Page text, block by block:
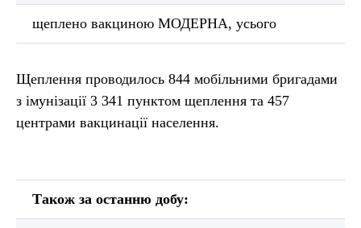
щеплено вакциною МОДЕРНА, усього
Щеплення проводилось 844 мобільними бригадами
з імунізації 3 341 пунктом щеплення та 457
центрами вакцинації населення.
Також за останню добу: